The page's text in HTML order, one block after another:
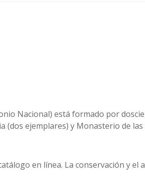
Nacional) está formado por
ejemplares) y Monasterio de las
en línea. La conservación y